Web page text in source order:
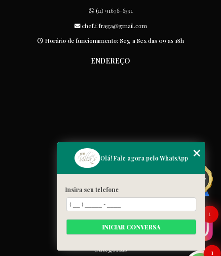
(11) 91676-6591
chef.f.fraga@gmail.com
Horário de funcionamento: Seg a Sex das 09 as 18h
ENDEREÇO
MENU
Home
Quem somos
Cardápio
Blog
Galeria
Contato
Categorias
1
Olá! Fale agora pelo WhatsApp
Insira seu telefone
INICIAR CONVERSA
1